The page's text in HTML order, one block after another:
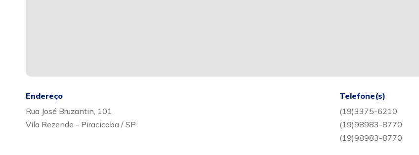
Endereço
Rua José Bruzantin, 101
Vila Rezende - Piracicaba / SP
Telefone(s)
(19)3375-6210
(19)98983-8770
(19)98983-8770